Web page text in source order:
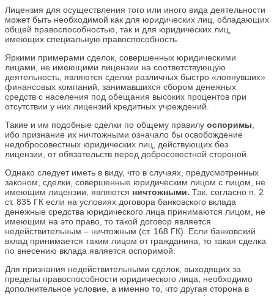
Лицензия для осуществления того или иного вида деятельности
может быть необходимой как для юридических лиц, обладающих
общей правоспособностью, так и для юридических лиц,
имеющих специальную правоспособность.
Яркими примерами сделок, совершенных юридическими
лицами, не имеющими лицензии на соответствующую
деятельность, являются сделки различных быстро «лопнувших»
финансовых компаний, занимавшихся сбором денежных
средств с населения под обещания высоких процентов при
отсутствии у них лицензий кредитных учреждений.
Такие и им подобные сделки по общему правилу оспоримы
ибо признание их ничтожными означало бы освобождение
недобросовестных юридических лиц, действующих без
лицензии, от обязательств перед добросовестной стороной.
Однако следует иметь в виду, что в случаях, предусмотренных
законом, сделки, совершенные юридическим лицом с лицом, не
имеющим лицензии, являются ничтожными. Так, согласно п. 2
ст. 835 ГК если на условиях договора банковского вклада
денежные средства юридического лица принимаются лицом, не
имеющим на это право, то такой договор является
недействительным – ничтожным (ст. 168 ГК). Если банковский
вклад принимается таким лицом от гражданина, то такая сделка
по внесению вклада является оспоримой.
Для признания недействительными сделок, выходящих за
пределы правоспособности юридического лица, необходимо
дополнительное условие, а именно то, что другая сторона в